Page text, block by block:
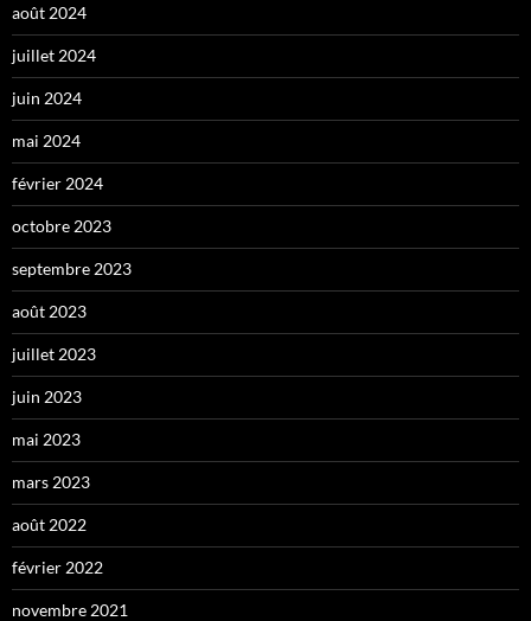
août 2024
juillet 2024
juin 2024
mai 2024
février 2024
octobre 2023
septembre 2023
août 2023
juillet 2023
juin 2023
mai 2023
mars 2023
août 2022
février 2022
novembre 2021